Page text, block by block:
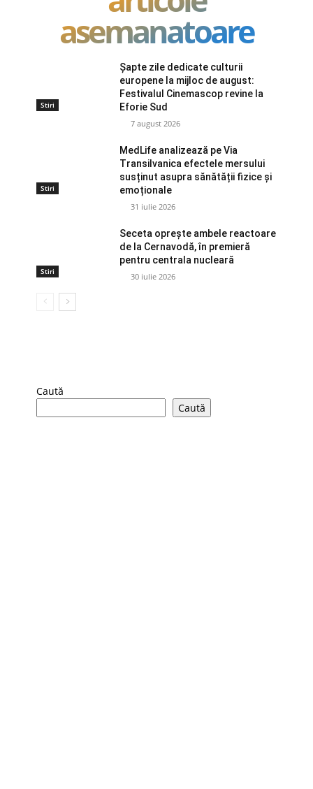
asemanatoare
Stiri
Șapte zile dedicate culturii
europene la mijloc de august:
Festivalul Cinemascop revine la
Eforie Sud
7 august 2026
Stiri
MedLife analizează pe Via
Transilvanica efectele mersului
susținut asupra sănătății fizice și
emoționale
31 iulie 2026
Stiri
Seceta oprește ambele reactoare
de la Cernavodă, în premieră
pentru centrala nucleară
30 iulie 2026
Caută
Caută